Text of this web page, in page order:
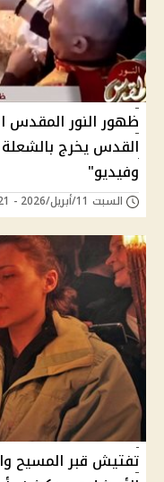
ظهور النور المقدس
القدس يخرج
وفيديو"
السبت 11/أبريل/2026 - 01:21 م
تفتيش قبر المسيح